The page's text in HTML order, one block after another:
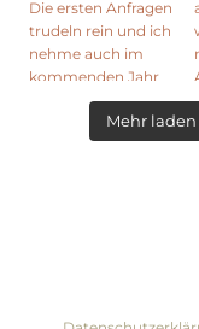
Mehr laden